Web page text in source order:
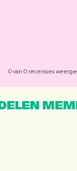
0 van 0 recensies